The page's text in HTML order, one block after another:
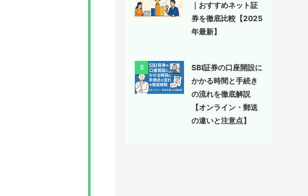
｜おすすめネット証
券を徹底比較【2025
年最新】
5
SBI証券の口座開設に
かかる時間と手続き
の流れを徹底解説
【オンライン・郵送
の違いと注意点】